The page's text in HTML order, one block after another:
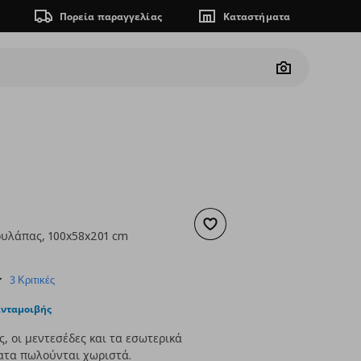
Πορεία παραγγελίας Καταστήματα
Camera
Προσθήκη στα αγαπημένα
100x58x201 cm
τιμή
4.7
rating
3 Κριτικές
οι μεντεσέδες και τα εσωτερικά
πωλούνται χωριστά.